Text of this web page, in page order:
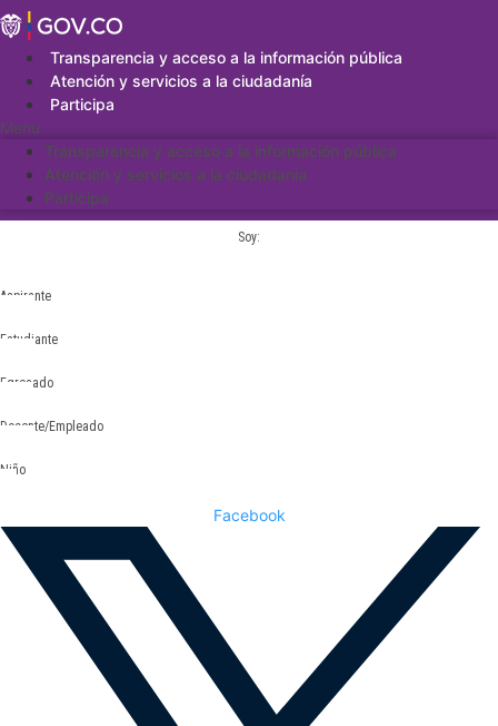
Saltar
al
contenidoTransparencia y acceso a la información pública
Atención y servicios a la ciudadanía
Participa
Menu
Transparencia y acceso a la información pública
Atención y servicios a la ciudadanía
Participa
Soy:
Aspirante
Estudiante
Egresado
Docente/Empleado
Niño
Facebook